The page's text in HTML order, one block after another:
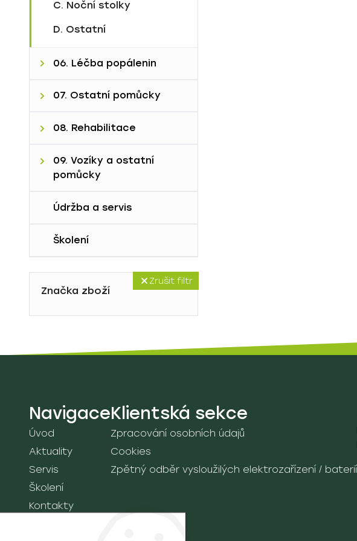
C. Noční stolky
D. Ostatní
06. Léčba popálenin
A. Fluidní lůžko Sands
07. Ostatní pomůcky
7A. Fixační a ochranné
08. Rehabilitace
8A. Vyšetřovací stoly a
lehátka
09. Vozíky a ostatní
pomůcky
9D. Vozíky
Údržba a servis
Školení
Zrušit filtr
Značka zboží
Navigace
Úvod
Aktuality
Servis
Školení
Kontakty
Klientská sekce
Zpracování osobních údajů
Cookies
Zpětný odběr vysloužilých elektrozařízení / baterií